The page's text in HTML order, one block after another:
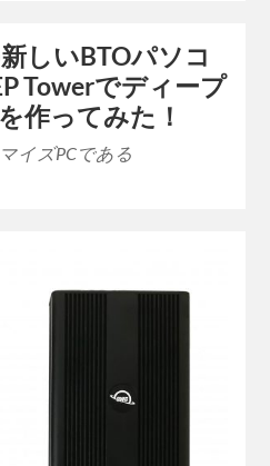
しいBTOパソコ
Towerでディープ
作ってみた！
イズPCである